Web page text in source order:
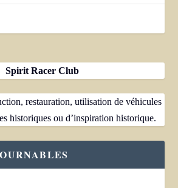
Spirit Racer Club
restauration, utilisation de véhicules
historiques ou d’inspiration historique.